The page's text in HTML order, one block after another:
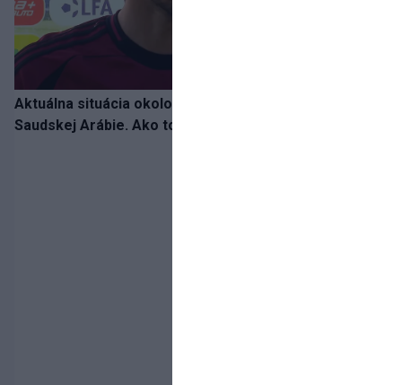
Aktuálna situácia okolo prestupu Haraslína do
Saudskej Arábie. Ako to je?